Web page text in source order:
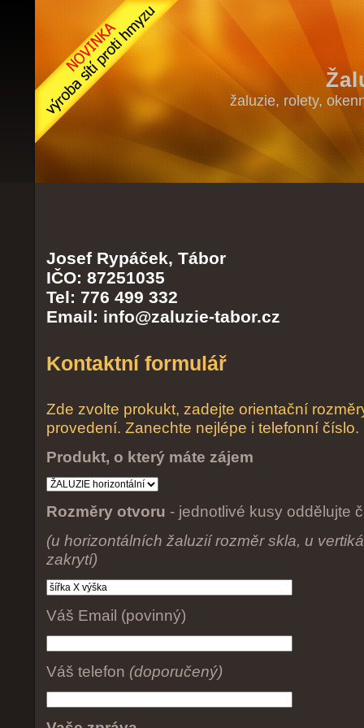
žaluzie, rolety,
Josef Rypáček, Tábor
IČO: 87251035
Tel: 776 499 332
Email: info@zaluzie-tabor.cz
Kontaktní formulář
Zde zvolte prokukt, zadejte orientační
provedení. Zanechte nejlépe i telefonní číslo.
Produkt, o který máte zájem
Rozměry otvoru - jednotlivé kusy oddělujte
(u horizontálních žaluzií rozměr skla, u
zakrytí)
Váš Email (povinný)
Váš telefon (doporučený)